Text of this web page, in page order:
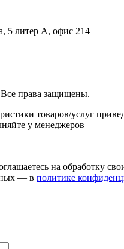
5 литер А, офис 214
права защищены.
товаров/услуг
у менеджеров
на обработку
— в политике